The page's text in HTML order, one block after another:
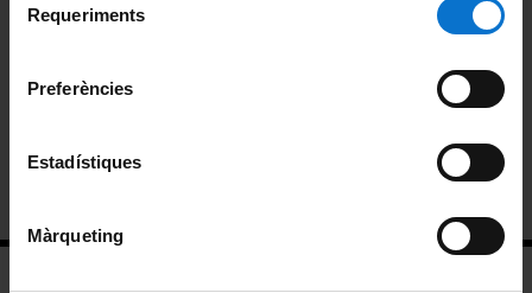
consultar laPolítica de galetes del lloc web de la
Requeriments
Preferències
Estadístiques
Màrqueting
Graus de la Facultat
Altres graus on el departament imparteix docència